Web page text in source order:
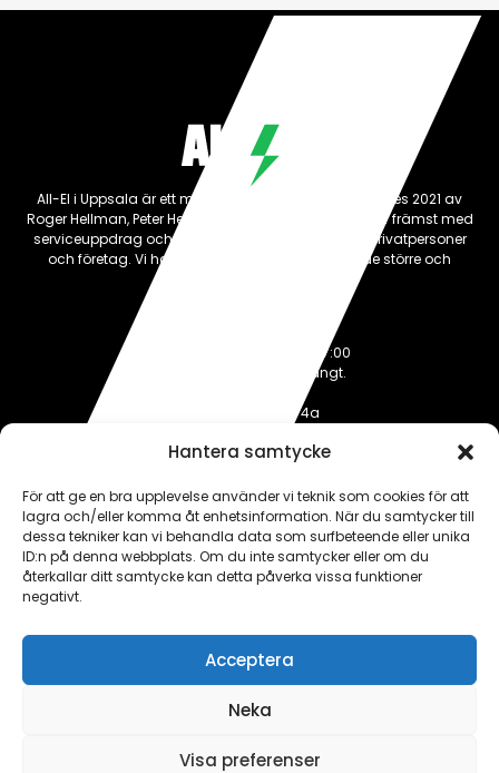
Hantera samtycke
För att ge en bra upplevelse använder vi teknik som cookies för att
lagra och/eller komma åt enhetsinformation. När du samtycker till
dessa tekniker kan vi behandla data som surfbeteende eller unika
ID:n på denna webbplats. Om du inte samtycker eller om du
återkallar ditt samtycke kan detta påverka vissa funktioner
negativt.
Acceptera
Neka
Visa preferenser
All-El i Uppsala är ett mindre elföretag som grundades 2021 av
Roger Hellman, Peter Hedin och Max Uddén. Vi arbetar främst med
serviceuppdrag och lokalanpassningar åt både privatpersoner
och företag. Vi har en bred erfarenhet inom både större och
Måndag-Fredag: 07:00-17:00
Under helger håller vi stängt.
Palmbladsgatan 4a
Kontakta oss
Telefon:076-724 55 60
E-post:kontakt@alleluppsala.se
Skicka e-post